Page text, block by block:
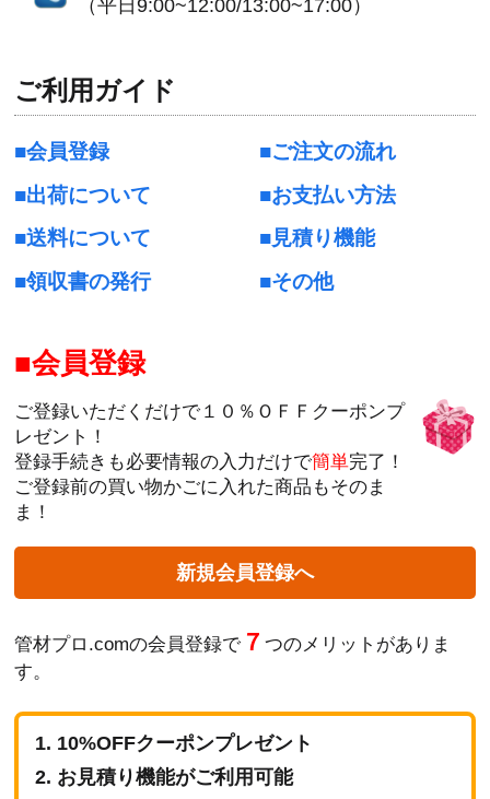
（平日9:00~12:00/13:00~17:00）
ご利用ガイド
会員登録
ご注文の流れ
出荷について
お支払い方法
送料について
見積り機能
領収書の発行
その他
会員登録
ご登録いただくだけで１０％ＯＦＦクーポンプ
レゼント！
登録手続きも必要情報の入力だけで簡単完了！
ご登録前の買い物かごに入れた商品もそのま
ま！
新規会員登録へ
管材プロ.comの会員登録で ７つのメリットがありま
す。
10%OFFクーポンプレゼント
お見積り機能がご利用可能